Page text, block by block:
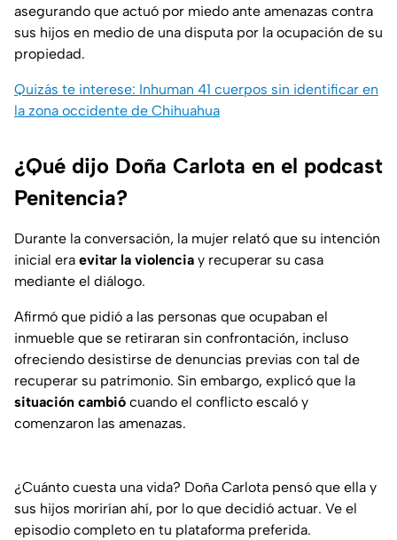
asegurando que actuó por miedo ante amenazas contra
sus hijos en medio de una disputa por la ocupación de su
propiedad.
Quizás te interese: Inhuman 41 cuerpos sin identificar en
la zona occidente de Chihuahua
¿Qué dijo Doña Carlota en el podcast
Penitencia?
Durante la conversación, la mujer relató que su intención
inicial era evitar la violencia y recuperar su casa
mediante el diálogo.
Afirmó que pidió a las personas que ocupaban el
inmueble que se retiraran sin confrontación, incluso
ofreciendo desistirse de denuncias previas con tal de
recuperar su patrimonio. Sin embargo, explicó que la
situación cambió cuando el conflicto escaló y
comenzaron las amenazas.
¿Cuánto cuesta una vida? Doña Carlota pensó que ella y
sus hijos morirían ahí, por lo que decidió actuar. Ve el
episodio completo en tu plataforma preferida.